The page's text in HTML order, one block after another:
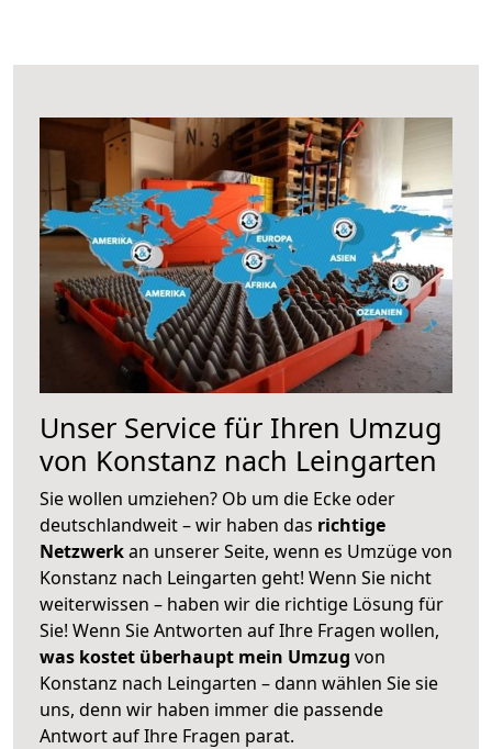
Unser Service für Ihren Umzug
von Konstanz nach Leingarten
Sie wollen umziehen? Ob um die Ecke oder
deutschlandweit – wir haben das richtige
Netzwerkan unserer Seite, wenn es Umzüge von
Konstanz nach Leingarten geht! Wenn Sie nicht
weiterwissen – haben wir die richtige Lösung für
Sie! Wenn Sie Antworten auf Ihre Fragen wollen,
was kostet überhaupt mein Umzug von
Konstanz nach Leingarten – dann wählen Sie sie
uns, denn wir haben immer die passende
Antwort auf Ihre Fragen parat.